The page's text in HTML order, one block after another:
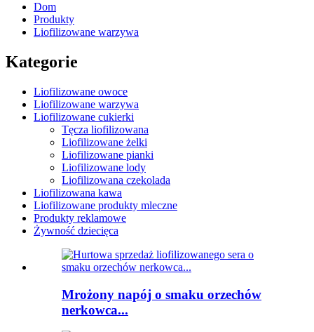
Dom
Produkty
Liofilizowane warzywa
Kategorie
Liofilizowane owoce
Liofilizowane warzywa
Liofilizowane cukierki
Tęcza liofilizowana
Liofilizowane żelki
Liofilizowane pianki
Liofilizowane lody
Liofilizowana czekolada
Liofilizowana kawa
Liofilizowane produkty mleczne
Produkty reklamowe
Żywność dziecięca
Mrożony napój o smaku orzechów
nerkowca...